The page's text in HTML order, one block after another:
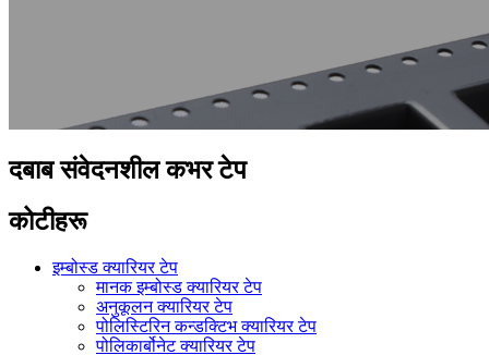
दबाब संवेदनशील कभर टेप
कोटीहरू
इम्बोस्ड क्यारियर टेप
मानक इम्बोस्ड क्यारियर टेप
अनुकूलन क्यारियर टेप
पोलिस्टिरिन कन्डक्टिभ क्यारियर टेप
पोलिकार्बोनेट क्यारियर टेप